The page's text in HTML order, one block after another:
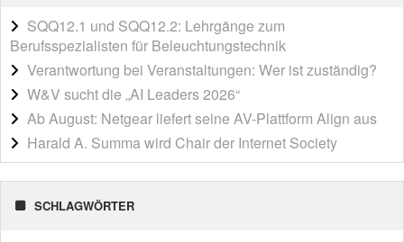
SQQ12.1 und SQQ12.2: Lehrgänge zum
Berufsspezialisten für Beleuchtungstechnik
Verantwortung bei Veranstaltungen: Wer ist zuständig?
W&V sucht die „AI Leaders 2026“
Ab August: Netgear liefert seine AV-Plattform Align aus
Harald A. Summa wird Chair der Internet Society
SCHLAGWÖRTER